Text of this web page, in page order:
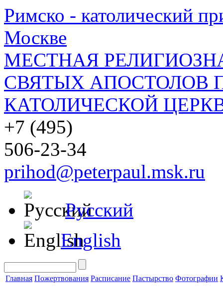
Римско - католический
Москве
МЕСТНАЯ
СВЯТЫХ АПОСТОЛОВ
КАТОЛИЧЕСКОЙ
+7 (495)
506-23-34
prihod@peterpaul.msk.ru
Русский
English
Главная Пожертвования Расписание Пастырство Фотографии